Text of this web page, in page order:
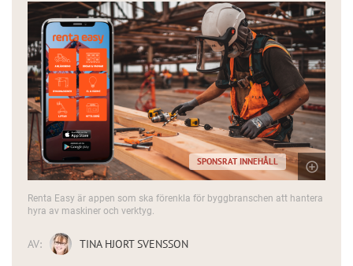
SPONSRAT INNEHÅLL
Renta Easy är appen som ska förenkla för byggbranschen att hantera
hyra av maskiner och verktyg.
AV: TINA HJORT SVENSSON